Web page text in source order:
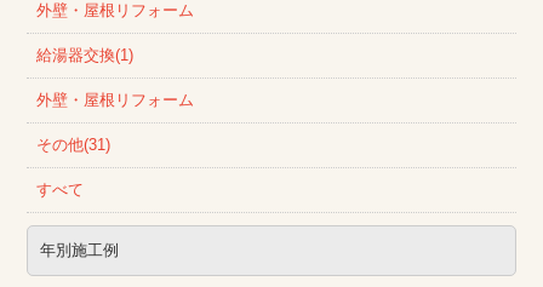
外壁・屋根リフォーム
給湯器交換(1)
外壁・屋根リフォーム
その他(31)
すべて
年別施工例